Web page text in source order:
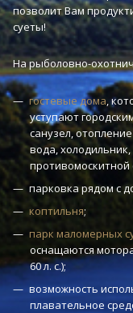
позволит Вам
суеты!
На рыболовно-
гостевые дома,
уступают
санузел,
вода,
противомоскитной
парковка рядом с
коптильня;
парк маломерных
оснащаются
60 л. с.);
возможность
плавательное